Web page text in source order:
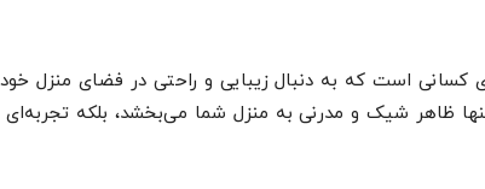
کسانی است که به دنبال زیبایی و راحتی در فضای منزل
ظاهر شیک و مدرنی به منزل شما می‌بخشد، بلکه